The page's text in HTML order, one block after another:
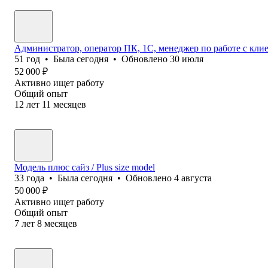
Администратор, оператор ПК, 1С, менеджер по работе с
51 год • Была сегодня • Обновлено 30 июля
52 000 ₽
Активно ищет работу
Общий опыт
12 лет 11 месяцев
Модель плюс сайз / Plus size model
33 года • Была сегодня • Обновлено 4 августа
50 000 ₽
Активно ищет работу
Общий опыт
7 лет 8 месяцев